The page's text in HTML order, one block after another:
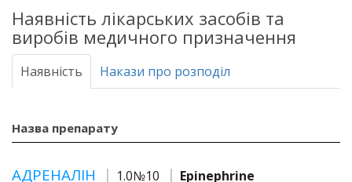
Наявність лікарських засобів та
виробів медичного призначення
Наявність Накази про розподіл
Назва препарату
АДРЕНАЛІН 1.0№10
Epinephrine